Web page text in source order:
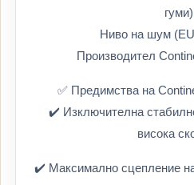
гуми)
Ниво на шум
Производител
✅ Предимства на
✔️ Изключителна
висока
✔️ Максимално сцепление